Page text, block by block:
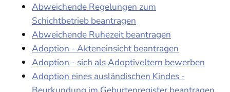
Abweichende Regelungen zum
Schichtbetrieb beantragen
Abweichende Ruhezeit beantragen
Adoption - Akteneinsicht beantragen
Adoption - sich als Adoptiveltern bewerben
Adoption eines ausländischen Kindes -